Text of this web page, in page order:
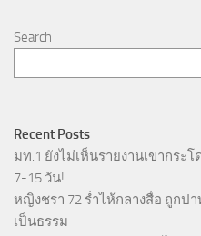
Search
Recent Posts
มท.1 ยังไม่เห็นรายงานเขากระ
7-15 วัน!
หญิงชรา 72 ร่ำไห้กลางสื่อ ถูกป
เป็นธรรม